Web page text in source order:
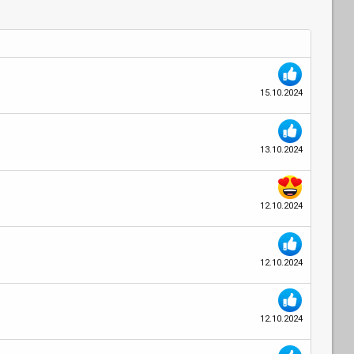
15.10.2024
13.10.2024
12.10.2024
12.10.2024
12.10.2024